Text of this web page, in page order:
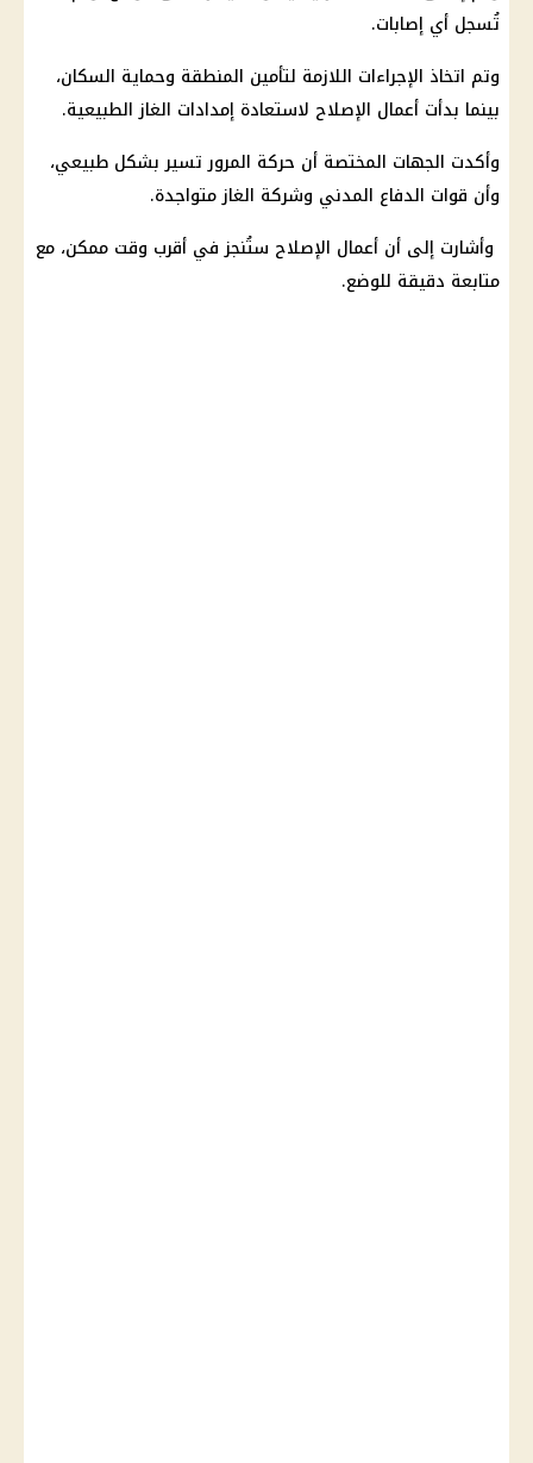
تُسجل أي إصابات.
وتم اتخاذ الإجراءات اللازمة لتأمين المنطقة وحماية السكان،
بينما بدأت أعمال الإصلاح لاستعادة إمدادات الغاز الطبيعية.
وأكدت الجهات المختصة أن حركة المرورتسير بشكل طبيعي،
وأن قوات الدفاع المدني وشركة الغاز متواجدة.
وأشارت إلى أن أعمال الإصلاح ستُنجز في أقرب وقت ممكن، مع
متابعة دقيقة للوضع.